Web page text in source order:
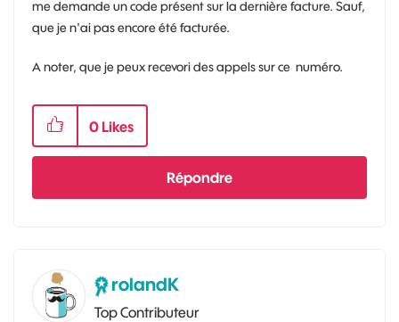
me demande un code présent sur la dernière facture. Sauf,
que je n'ai pas encore été facturée.
A noter, que je peux recevori des appels sur ce numéro.
0 Likes
Répondre
rolandK
Top Contributeur